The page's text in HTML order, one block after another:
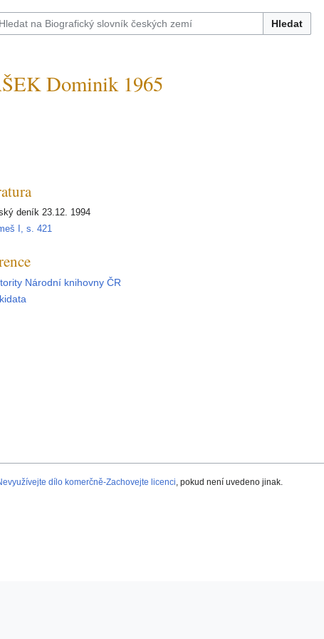
Hledat
Dominik 1965
deník 23.12. 1994
I, s. 421
Národní knihovny ČR
dílo komerčně-Zachovejte licenci, pokud není uvedeno jinak.